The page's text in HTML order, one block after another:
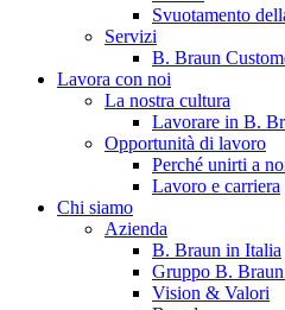
B. Braun in Italia
Scopri chi siamo ed entra
sedi, 4 aziende, più di 700
Eccellenza a livello globale.
Svuotamento
Servizi
B. Braun
Lavora con noi
La nostra cultura
Lavorare in B.
Opportunità di lavoro
Perché unirti a
Lavoro e carriera
Chi siamo
Azienda
B. Braun in Italia
Gruppo B.
Vision & Valori